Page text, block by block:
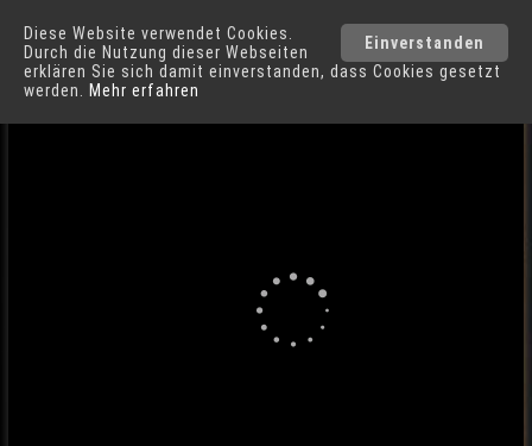
Einverstanden
Diese Website verwendet Cookies.
Durch die Nutzung dieser Webseiten
erklären Sie sich damit einverstanden, dass Cookies gesetzt
werden.
Mehr erfahren
Hamburg Städte